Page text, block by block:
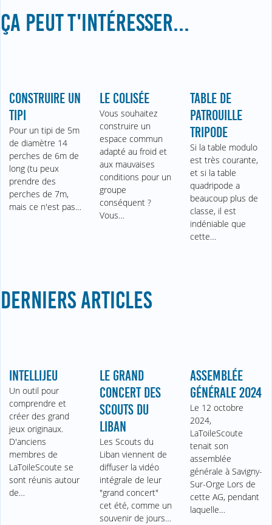
ÇA PEUT T'INTÉRESSER...
CONSTRUIRE UN
TIPI
Pour un tipi de 5m
de diamètre 14
perches de 6m de
long (tu peux
prendre des
perches de 7m,
mais ce n'est pas…
LE COLISÉE
Vous souhaitez
construire un
espace commun
adapté au froid et
aux mauvaises
conditions pour un
groupe
conséquent ?
Vous…
TABLE DE
PATROUILLE
TRIPODE
Si la table modulo
est très courante,
et si la table
quadripode a
beaucoup plus de
classe, il est
indéniable que
cette…
DERNIERS ARTICLES
INTELLIJEU
Un outil pour
comprendre et
créer des grand
jeux originaux.
D'anciens
membres de
LaToileScoute se
sont réunis autour
de…
LE GRAND
CONCERT DES
SCOUTS DU
LIBAN
Les Scouts du
Liban viennent de
diffuser la vidéo
intégrale de leur
"grand concert"
cet été, comme un
souvenir de jours…
ASSEMBLÉE
GÉNÉRALE 2024
Le 12 octobre
2024,
LaToileScoute
tenait son
assemblée
générale à Savigny-
Sur-Orge Lors de
cette AG, pendant
laquelle…